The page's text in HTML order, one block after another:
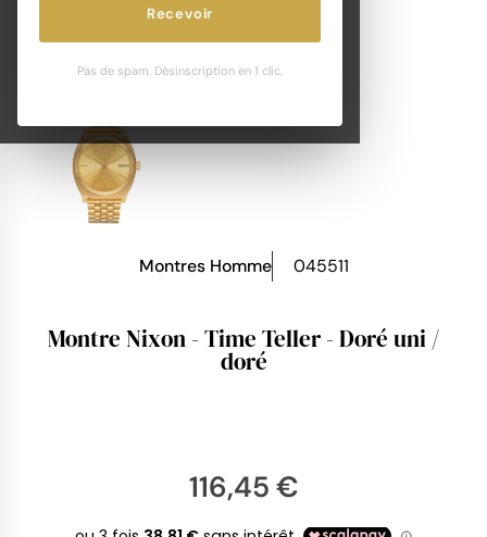
Recevoir
Pas de spam. Désinscription en 1 clic.
Montres Homme 045511
Montre Nixon - Time Teller - Doré uni /
doré
116,45 €